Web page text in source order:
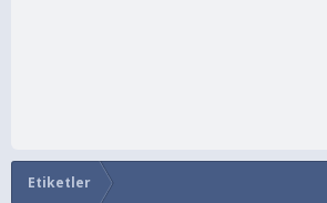
Etiketler